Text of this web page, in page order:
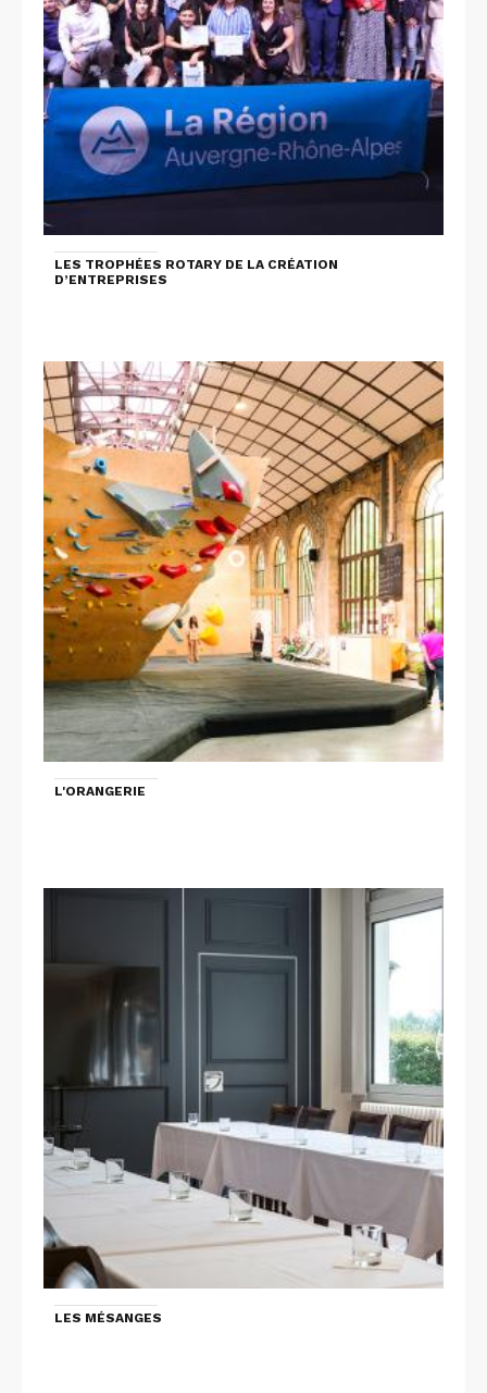
LES TROPHÉES ROTARY DE LA CRÉATION
D’ENTREPRISES
L'ORANGERIE
LES MÉSANGES